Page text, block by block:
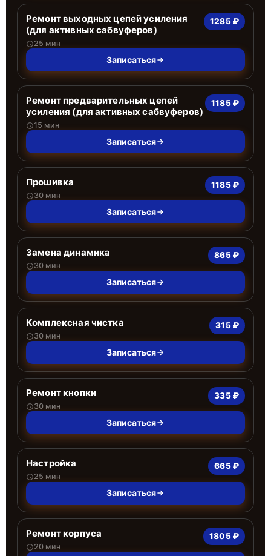
Ремонт выходных цепей усиления
(для активных сабвуферов)
25 мин
1285 ₽
Записаться
Ремонт предварительных цепей
усиления (для активных сабвуферов)
15 мин
1185 ₽
Записаться
Прошивка
30 мин
1185 ₽
Записаться
Замена динамика
30 мин
865 ₽
Записаться
Комплексная чистка
30 мин
315 ₽
Записаться
Ремонт кнопки
30 мин
335 ₽
Записаться
Настройка
25 мин
665 ₽
Записаться
Ремонт корпуса
20 мин
1805 ₽